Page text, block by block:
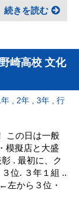
続きを読む
崎高校 文化
年 ,2年 ,3年 ,行
この日は一般
模擬店と大盛
. 最初に、ク
位. ３年１組 ..
左から３位・